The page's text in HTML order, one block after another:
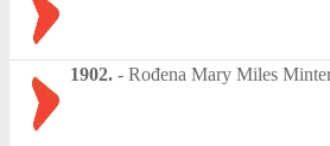
1902. - Rođena Mary Miles